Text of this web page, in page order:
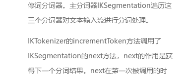
停词分词器。主分词器IKSegmentation遍历这
三个分词器对文本输入流进行分词处理。
IKTokenizer的incrementToken方法调用了
IKSegmentation的next方法，next的作用是获
得下一个分词结果。next在第一次被调用的时